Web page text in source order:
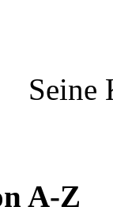
Seine
A-Z